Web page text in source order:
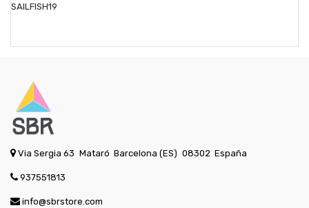
SAILFISH19
Via Sergia 63 Mataró Barcelona (ES) 08302 España
937551813
info@sbrstore.com